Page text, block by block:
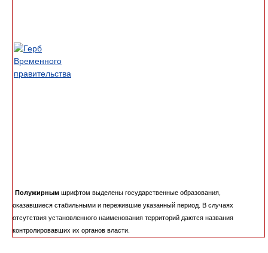
Полужирным шрифтом выделены государственные образования,
оказавшиеся стабильными и пережившие указанный период. В случаях
отсутствия установленного наименования территорий даются названия
контролировавших их органов власти.